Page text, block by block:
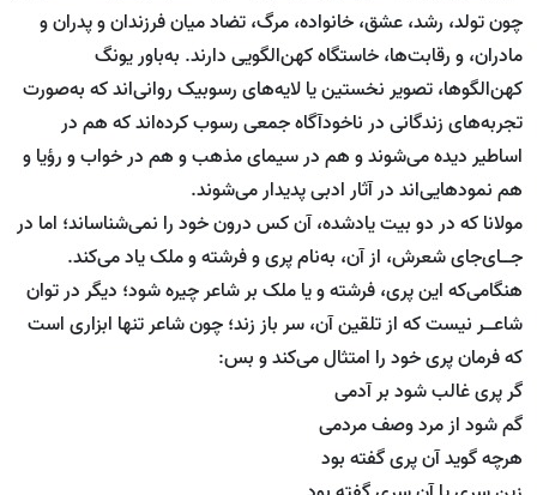
چون تولد، رشد،‌ عشق، خانواده، مرگ، تضاد میان فرزندان و پدران و
مادران، و رقابت‌ها،‌ خاستگاه کهن‌الگویی دارند. به‌باور یونگ
کهن‌الگو‌ها،‌ تصویر نخستین یا لایه‌های رسوبیک روانی‌اند که به‌صورت
تجربه‌های زندگانی در ناخودآگاه جمعی رسوب کرده‌اند که هم در
اساطیر دیده می‌شوند و هم در سیمای مذهب و هم در خواب و رؤیا و
هم نمود‌هایی‌اند در آثار ادبی پدیدار می‌شوند.
مولانا که در دو بیت یادشده، ‌آن کس درون خود را نمی‌شناساند؛ اما در
جــای‌جای شعرش، از آن، به‌نام پری و فرشته و ملک یاد می‌کند.
هنگامی‌که این پری، فرشته و یا ملک بر شاعر چیره شود؛ دیگر در توان
شاعــر نیست که از تلقین آن، سر باز زند؛ چون شاعر تنها ابزاری است
که فرمان پری خود را امتثال می‌کند و بس:
گر پری غالب شود بر آدمی
گم شود از مرد وصف مردمی
هرچه گوید آن پری گفته بود